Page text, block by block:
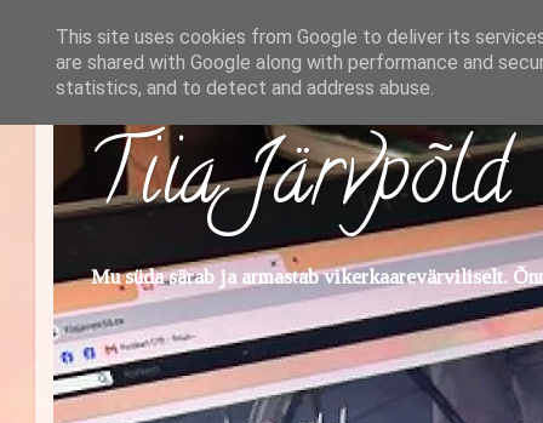
Tiia Järvpõld
Mu süda särab ja armastab vikerkaarevärviliselt.
This site uses cookies from Google to deliver its
are shared with Google along with performance and
statistics, and to detect and address abuse.